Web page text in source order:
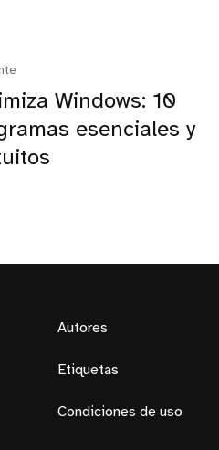
Windows: 10
esenciales y
Autores
Etiquetas
Condiciones de uso